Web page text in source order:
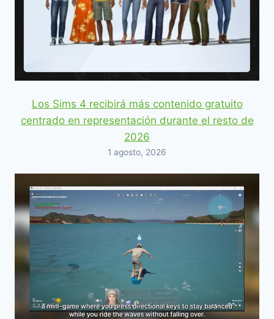
Los Sims 4 recibirá más contenido gratuito
centrado en representación durante el resto de
2026
1 agosto, 2026